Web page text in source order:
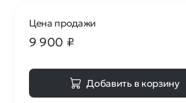
Цена продажи
9 900 ₽
Добавить в корзину